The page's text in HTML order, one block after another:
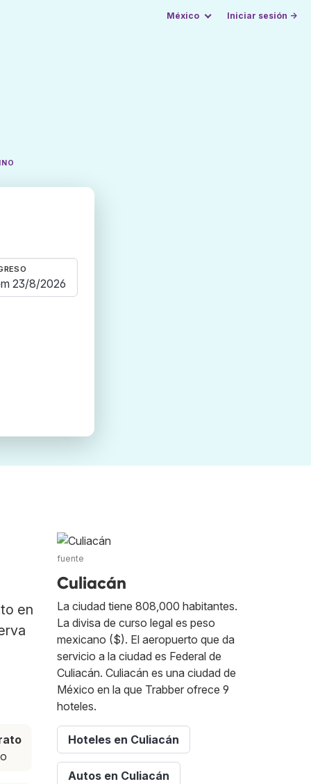
México Iniciar sesión →
en
fuente
Culiacán
La ciudad tiene 808,000 habitantes.
La divisa de curso legal es peso
mexicano ($). El aeropuerto que da
servicio a la ciudad es Federal de
Culiacán. Culiacán es una ciudad de
México en la que Trabber ofrece 9
hoteles.
Hoteles en Culiacán
Autos en Culiacán